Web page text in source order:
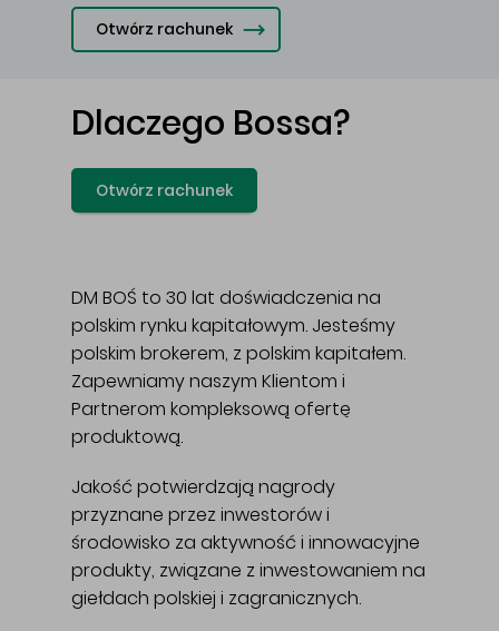
Otwórz rachunek
Dlaczego Bossa?
Otwórz rachunek
DM BOŚ to 30 lat doświadczenia na
polskim rynku kapitałowym. Jesteśmy
polskim brokerem, z polskim kapitałem.
Zapewniamy naszym Klientom i
Partnerom kompleksową ofertę
produktową.
Jakość potwierdzają nagrody
przyznane przez inwestorów i
środowisko za aktywność i innowacyjne
produkty, związane z inwestowaniem na
giełdach polskiej i zagranicznych.